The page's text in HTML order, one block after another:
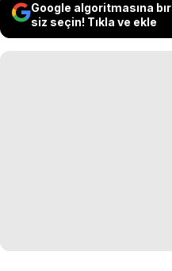
Google algoritmasına
siz seçin! Tıkla ve ekle